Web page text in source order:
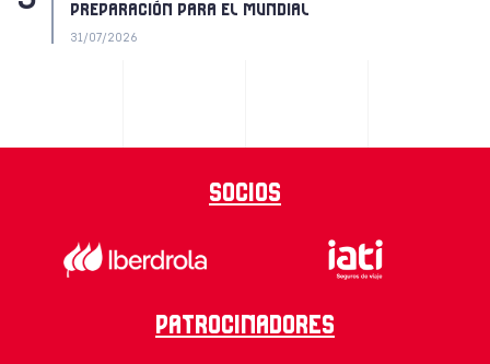
PREPARACIÓN PARA EL MUNDIAL
31/07/2026
Socios
Patrocinadores